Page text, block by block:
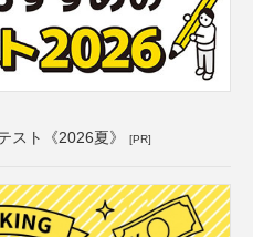
スト《2026夏》 [PR]